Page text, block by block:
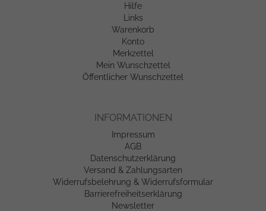
Hilfe
Links
Warenkorb
Konto
Merkzettel
Mein Wunschzettel
Öffentlicher Wunschzettel
INFORMATIONEN
Impressum
AGB
Datenschutzerklärung
Versand & Zahlungsarten
Widerrufsbelehrung & Widerrufsformular
Barrierefreiheitserklärung
Newsletter